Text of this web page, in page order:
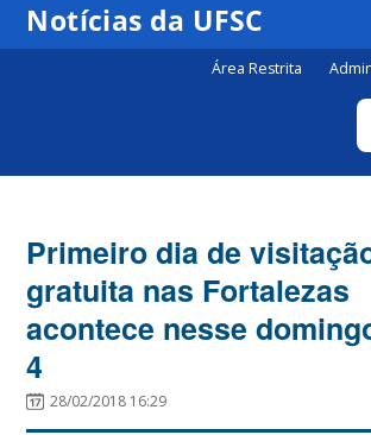
Notícias da UFSC
Área Restrita
Primeiro dia de
gratuita nas Fortalezas
acontece nesse
4
28/02/2018 16:29